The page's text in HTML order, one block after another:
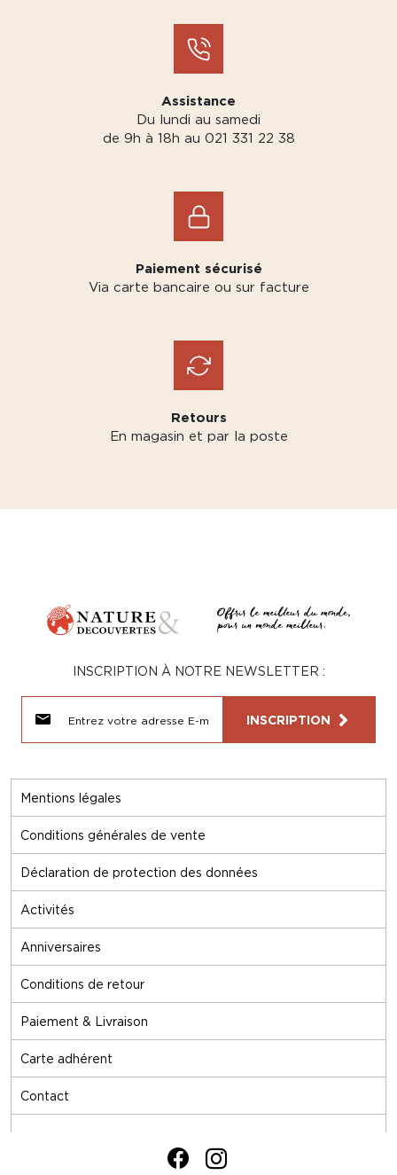
Assistance
Du lundi au samedi
de 9h à 18h au 021 331 22 38
Paiement sécurisé
Via carte bancaire ou sur facture
Retours
En magasin et par la poste
Mentions légales
Conditions générales de vente
Déclaration de protection des données
Activités
Anniversaires
Conditions de retour
Paiement & Livraison
Carte adhérent
Contact
INSCRIPTION À NOTRE NEWSLETTER :
INSCRIPTION